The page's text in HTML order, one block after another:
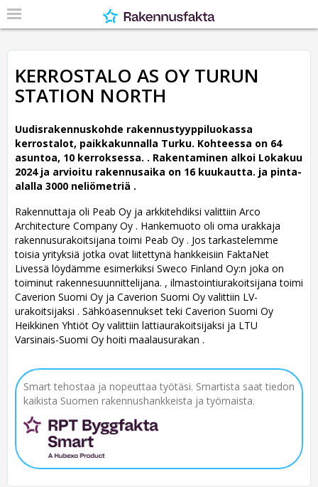
KERROSTALO AS OY TURUN
STATION NORTH
Uudisrakennuskohde rakennustyyppiluokassa
kerrostalot, paikkakunnalla Turku. Kohteessa on 64
asuntoa, 10 kerroksessa. . Rakentaminen alkoi Lokakuu
2024 ja arvioitu rakennusaika on 16 kuukautta. ja pinta-
alalla 3000 neliömetriä .
Rakennuttaja oli Peab Oy ja arkkitehdiksi valittiin Arco
Architecture Company Oy . Hankemuoto oli oma urakkaja
rakennusurakoitsijana toimi Peab Oy . Jos tarkastelemme
toisia yrityksiä jotka ovat liitettynä hankkeisiin FaktaNet
Livessä löydämme esimerkiksi Sweco Finland Oy:n joka on
toiminut rakennesuunnittelijana. , ilmastointiurakoitsijana toimi
Caverion Suomi Oy ja Caverion Suomi Oy valittiin LV-
urakoitsijaksi . Sähköasennukset teki Caverion Suomi Oy
Heikkinen Yhtiöt Oy valittiin lattiaurakoitsijaksi ja LTU
Varsinais-Suomi Oy hoiti maalausurakan .
Smart tehostaa ja nopeuttaa työtäsi. Smartista saat tiedon
kaikista Suomen rakennushankkeista ja työmaista.